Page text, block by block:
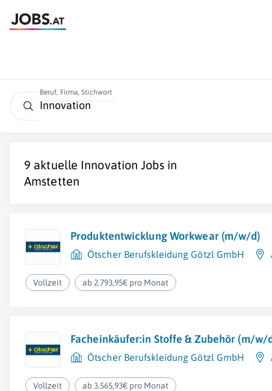
Beruf, Firma, Stichwort
9 aktuelle Innovation Jobs in
Amstetten
Produktentwicklung Workwear (m/w/d)
Ötscher Berufskleidung Götzl GmbH
Vollzeit ab 2.793,95€ pro Monat
Facheinkäufer:in Stoffe & Zubehör (m/w/
Ötscher Berufskleidung Götzl GmbH
Vollzeit ab 3.565,93€ pro Monat